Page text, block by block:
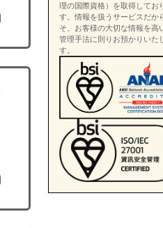
理の国際資格）を取得してお
す。情報を扱うサービスだか
そ、お客様の大切な情報を高
管理手法に則りお預かりいた
す。